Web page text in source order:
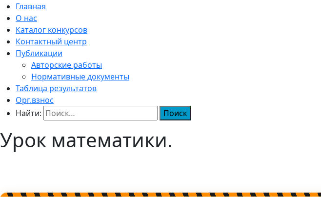
Главная
О нас
Каталог конкурсов
Контактный центр
Публикации
Авторские работы
Нормативные документы
Таблица результатов
Орг.взнос
Найти:
Урок математики.